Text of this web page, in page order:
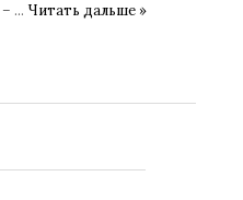
– ... Читать дальше »